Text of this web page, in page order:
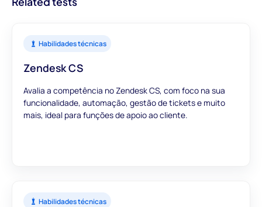
Habilidades técnicas
Zendesk CS
Avalia a competência no Zendesk CS, com foco na sua
funcionalidade, automação, gestão de tickets e muito
mais, ideal para funções de apoio ao cliente.
Habilidades técnicas